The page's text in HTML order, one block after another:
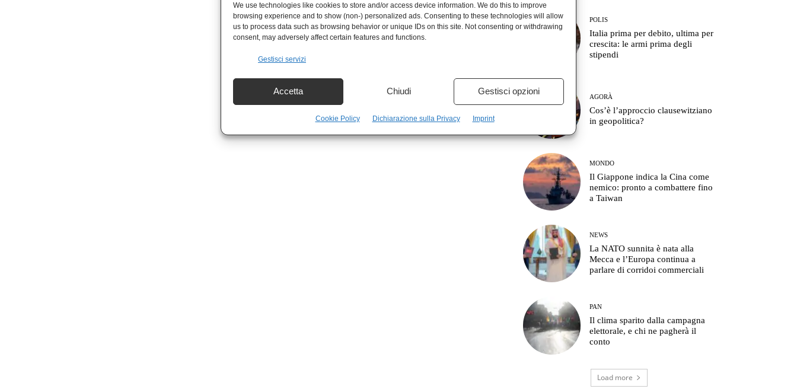
We use technologies like cookies to store and/or access device information. We do this to improve
browsing experience and to show (non-) personalized ads. Consenting to these technologies will allow
us to process data such as browsing behavior or unique IDs on this site. Not consenting or withdrawing
consent, may adversely affect certain features and functions.
Gestisci servizi
Accetta Chiudi Gestisci opzioni
Cookie Policy Dichiarazione sulla Privacy Imprint
POLIS
Italia prima per debito, ultima per
crescita: le armi prima degli
stipendi
AGORÀ
Cos’è l’approccio clausewitziano
in geopolitica?
MONDO
Il Giappone indica la Cina come
nemico: pronto a combattere fino
a Taiwan
NEWS
La NATO sunnita è nata alla
Mecca e l’Europa continua a
parlare di corridoi commerciali
PAN
Il clima sparito dalla campagna
elettorale, e chi ne pagherà il
conto
Load more